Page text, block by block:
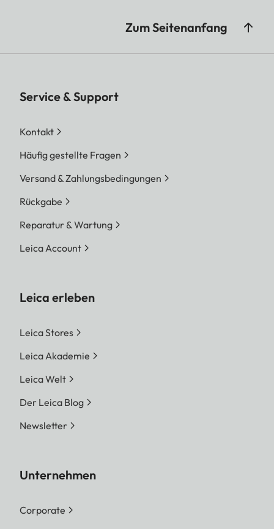
Zum Seitenanfang
Service & Support
Kontakt
Häufig gestellte Fragen
Versand & Zahlungsbedingungen
Rückgabe
Reparatur & Wartung
Leica Account
Leica erleben
Leica Stores
Leica Akademie
Leica Welt
Der Leica Blog
Newsletter
Unternehmen
Corporate